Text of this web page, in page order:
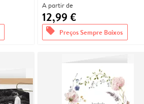
A partir de
12,99 €
offers Preços Sempre Baixos